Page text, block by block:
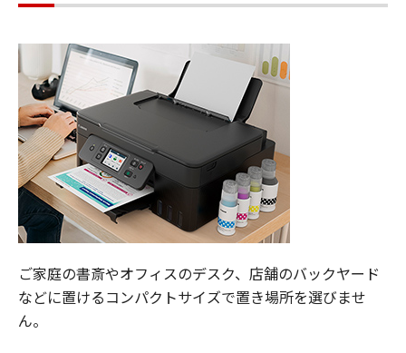
ご家庭の書斎やオフィスのデスク、店舗のバックヤード
などに置けるコンパクトサイズで置き場所を選びませ
ん。